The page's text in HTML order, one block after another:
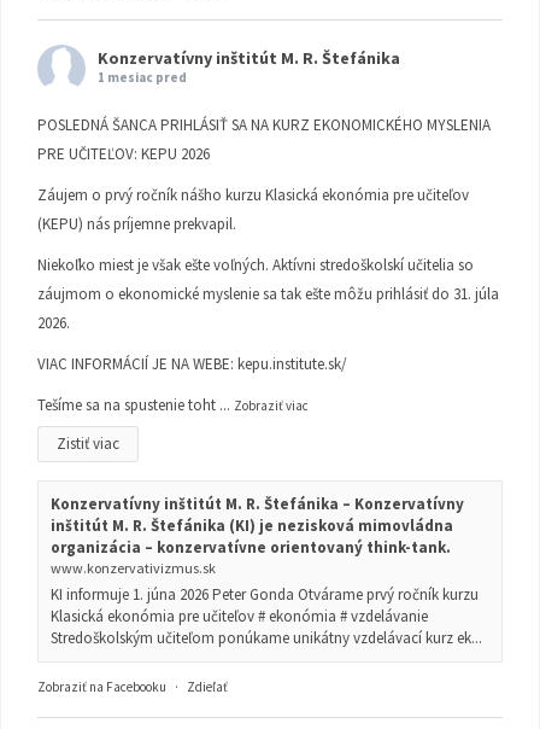
Konzervatívny inštitút M. R. Štefánika
1 mesiac pred
POSLEDNÁ ŠANCA PRIHLÁSIŤ SA NA KURZ EKONOMICKÉHO MYSLENIA
PRE UČITEĽOV: KEPU 2026
Záujem o prvý ročník nášho kurzu Klasická ekonómia pre učiteľov
(KEPU) nás príjemne prekvapil.
Niekoľko miest je však ešte voľných. Aktívni stredoškolskí učitelia so
záujmom o ekonomické myslenie sa tak ešte môžu prihlásiť do 31. júla
2026.
VIAC INFORMÁCIÍ JE NA WEBE: kepu.institute.sk/
Tešíme sa na spustenie toht ... Zobraziť viac
Zistiť viac
Konzervatívny inštitút M. R. Štefánika – Konzervatívny
inštitút M. R. Štefánika (KI) je nezisková mimovládna
organizácia – konzervatívne orientovaný think-tank.
www.konzervativizmus.sk
KI informuje 1. júna 2026 Peter Gonda Otvárame prvý ročník kurzu
Klasická ekonómia pre učiteľov # ekonómia # vzdelávanie
Stredoškolským učiteľom ponúkame unikátny vzdelávací kurz ek...
Zobraziť na Facebooku · Zdieľať